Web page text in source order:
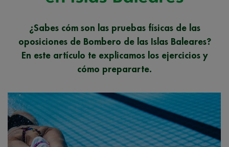
¿Sabes cóm son las pruebas físicas de las
oposiciones de Bombero de las Islas Baleares?
En este artículo te explicamos los ejercicios y
cómo prepararte.